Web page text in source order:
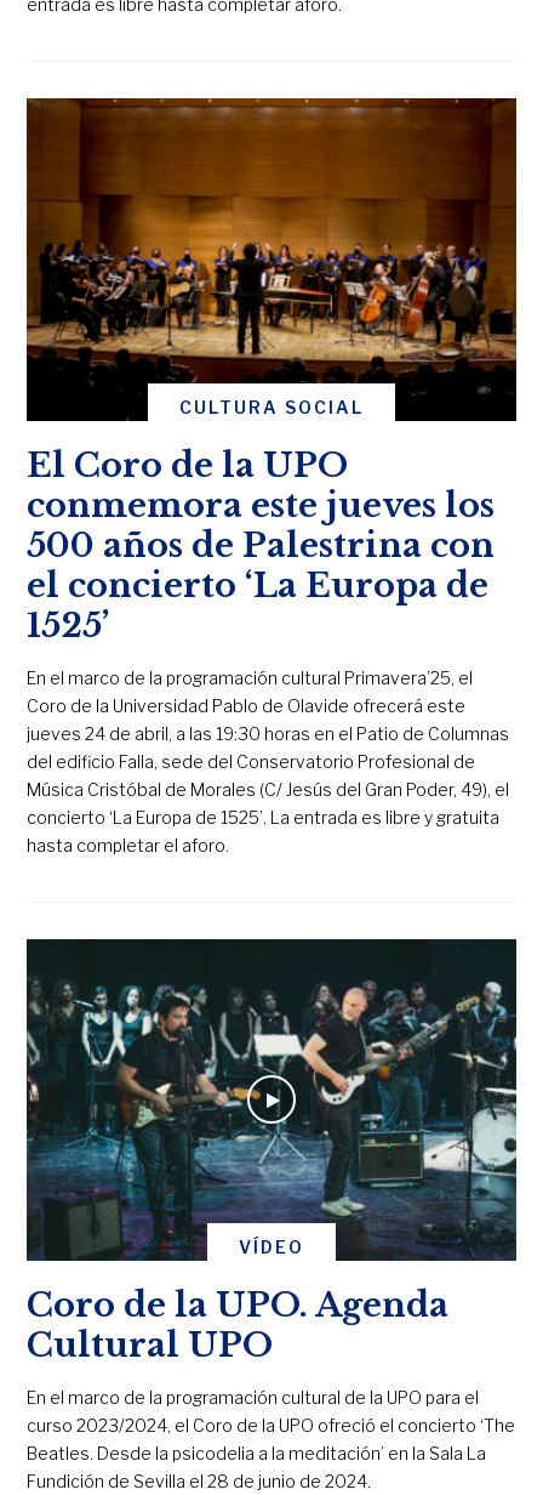
entrada es libre hasta completar aforo.
CULTURA SOCIAL
El Coro de la UPO
conmemora este jueves los
500 años de Palestrina con
el concierto ‘La Europa de
1525’
En el marco de la programación cultural Primavera’25, el
Coro de la Universidad Pablo de Olavide ofrecerá este
jueves 24 de abril, a las 19:30 horas en el Patio de Columnas
del edificio Falla, sede del Conservatorio Profesional de
Música Cristóbal de Morales (C/ Jesús del Gran Poder, 49), el
concierto ‘La Europa de 1525’. La entrada es libre y gratuita
hasta completar el aforo.
VÍDEO
Coro de la UPO. Agenda
Cultural UPO
En el marco de la programación cultural de la UPO para el
curso 2023/2024, el Coro de la UPO ofreció el concierto ‘The
Beatles. Desde la psicodelia a la meditación’ en la Sala La
Fundición de Sevilla el 28 de junio de 2024.